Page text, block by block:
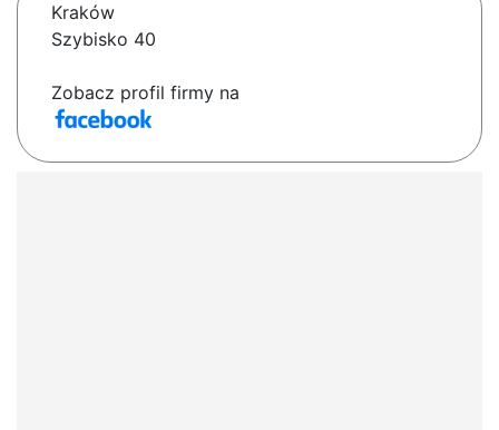
Kraków
Szybisko 40
Zobacz profil firmy na